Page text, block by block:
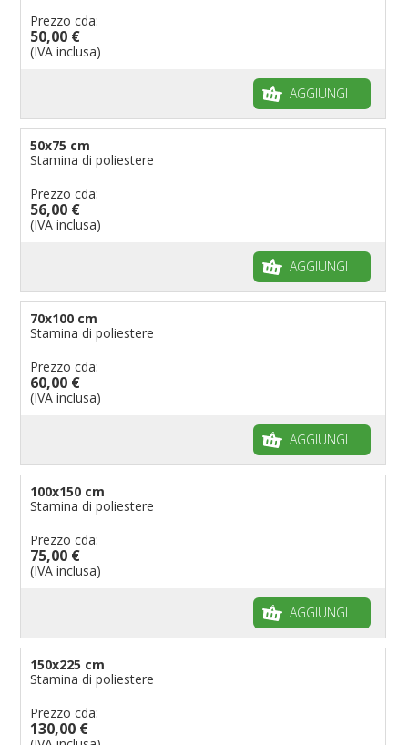
Prezzo cda:
50,00 €
(IVA inclusa)
AGGIUNGI
50x75 cm
Stamina di poliestere
Prezzo cda:
56,00 €
(IVA inclusa)
AGGIUNGI
70x100 cm
Stamina di poliestere
Prezzo cda:
60,00 €
(IVA inclusa)
AGGIUNGI
100x150 cm
Stamina di poliestere
Prezzo cda:
75,00 €
(IVA inclusa)
AGGIUNGI
150x225 cm
Stamina di poliestere
Prezzo cda:
130,00 €